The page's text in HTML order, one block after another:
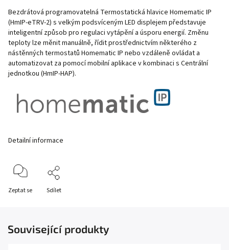
Bezdrátová programovatelná Termostatická hlavice Homematic IP
(HmIP-eTRV-2) s velkým podsvíceným LED displejem představuje
inteligentní způsob pro regulaci vytápění a úsporu energií. Změnu
teploty lze měnit manuálně, řídit prostřednictvím některého z
nástěnných termostatů Homematic IP nebo vzdáleně ovládat a
automatizovat za pomocí mobilní aplikace v kombinaci s Centrální
jednotkou (HmIP-HAP).
Detailní informace
Zeptat se Sdílet
Související produkty